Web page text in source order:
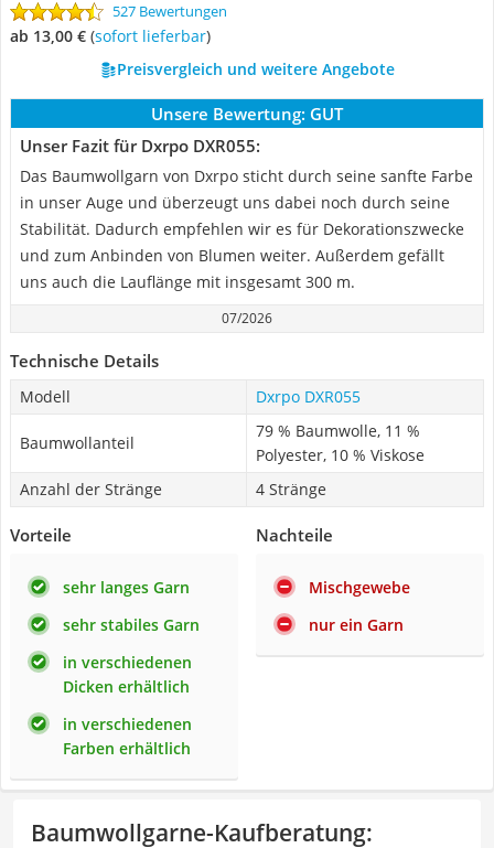
527 Bewertungen
ab 13,00 € ( Sofort lieferbar)
Preisvergleich und weitere Angebote
Unsere Bewertung: GUT
Unser Fazit für Dxrpo DXR055:
Das Baumwollgarn von Dxrpo sticht durch seine sanfte Farbe
in unser Auge und überzeugt uns dabei noch durch seine
Stabilität. Dadurch empfehlen wir es für Dekorationszwecke
und zum Anbinden von Blumen weiter. Außerdem gefällt
uns auch die Lauflänge mit insgesamt 300 m.
07/2026
Technische Details
Modell Dxrpo DXR055
Baumwollanteil
79 % Baumwolle, 11 %
Polyester, 10 % Viskose
Anzahl der Stränge
4 Stränge
Vorteile
sehr langes Garn
sehr stabiles Garn
in verschiedenen
Dicken erhältlich
in verschiedenen
Farben erhältlich
Nachteile
Mischgewebe
nur ein Garn
Baumwollgarne-Kaufberatung: